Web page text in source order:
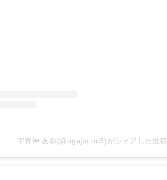
宇賀神 友弥(@ugajin.no3)がシェアした投稿